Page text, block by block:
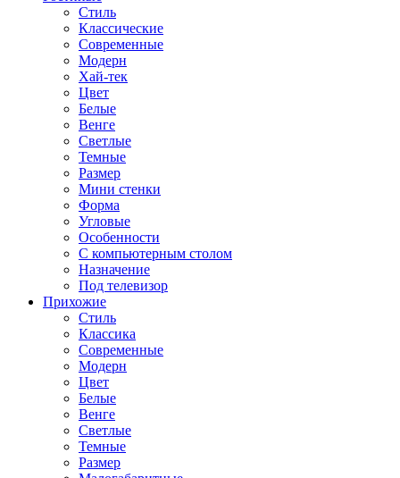
Стиль
Классические
Современные
Модерн
Хай-тек
Цвет
Белые
Венге
Светлые
Темные
Размер
Мини стенки
Форма
Угловые
Особенности
С компьютерным столом
Назначение
Под телевизор
Прихожие
Стиль
Классика
Современные
Модерн
Цвет
Белые
Венге
Светлые
Темные
Размер